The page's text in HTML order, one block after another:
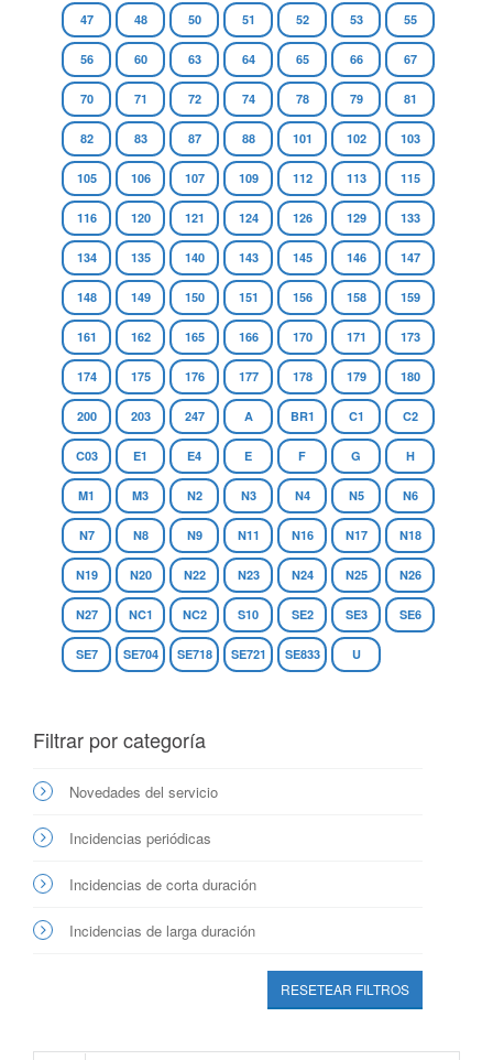
47 48 50 51 52 53 55
56 60 63 64 65 66 67
70 71 72 74 78 79 81
82 83 87 88 101 102 103
105 106 107 109 112 113 115
116 120 121 124 126 129 133
134 135 140 143 145 146 147
148 149 150 151 156 158 159
161 162 165 166 170 171 173
174 175 176 177 178 179 180
200 203 247 A BR1 C1 C2
C03 E1 E4 E F G H
M1 M3 N2 N3 N4 N5 N6
N7 N8 N9 N11 N16 N17 N18
N19 N20 N22 N23 N24 N25 N26
N27 NC1 NC2 S10 SE2 SE3 SE6
SE7 SE704 SE718 SE721 SE833 U
Filtrar por categoría
Novedades del servicio
Incidencias periódicas
Incidencias de corta duración
Incidencias de larga duración
RESETEAR FILTROS